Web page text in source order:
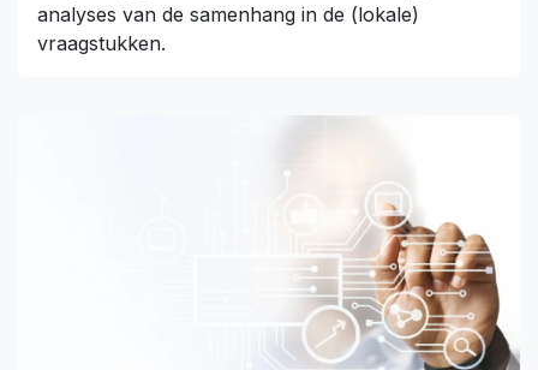
analyses van de samenhang in de (lokale)
vraagstukken.